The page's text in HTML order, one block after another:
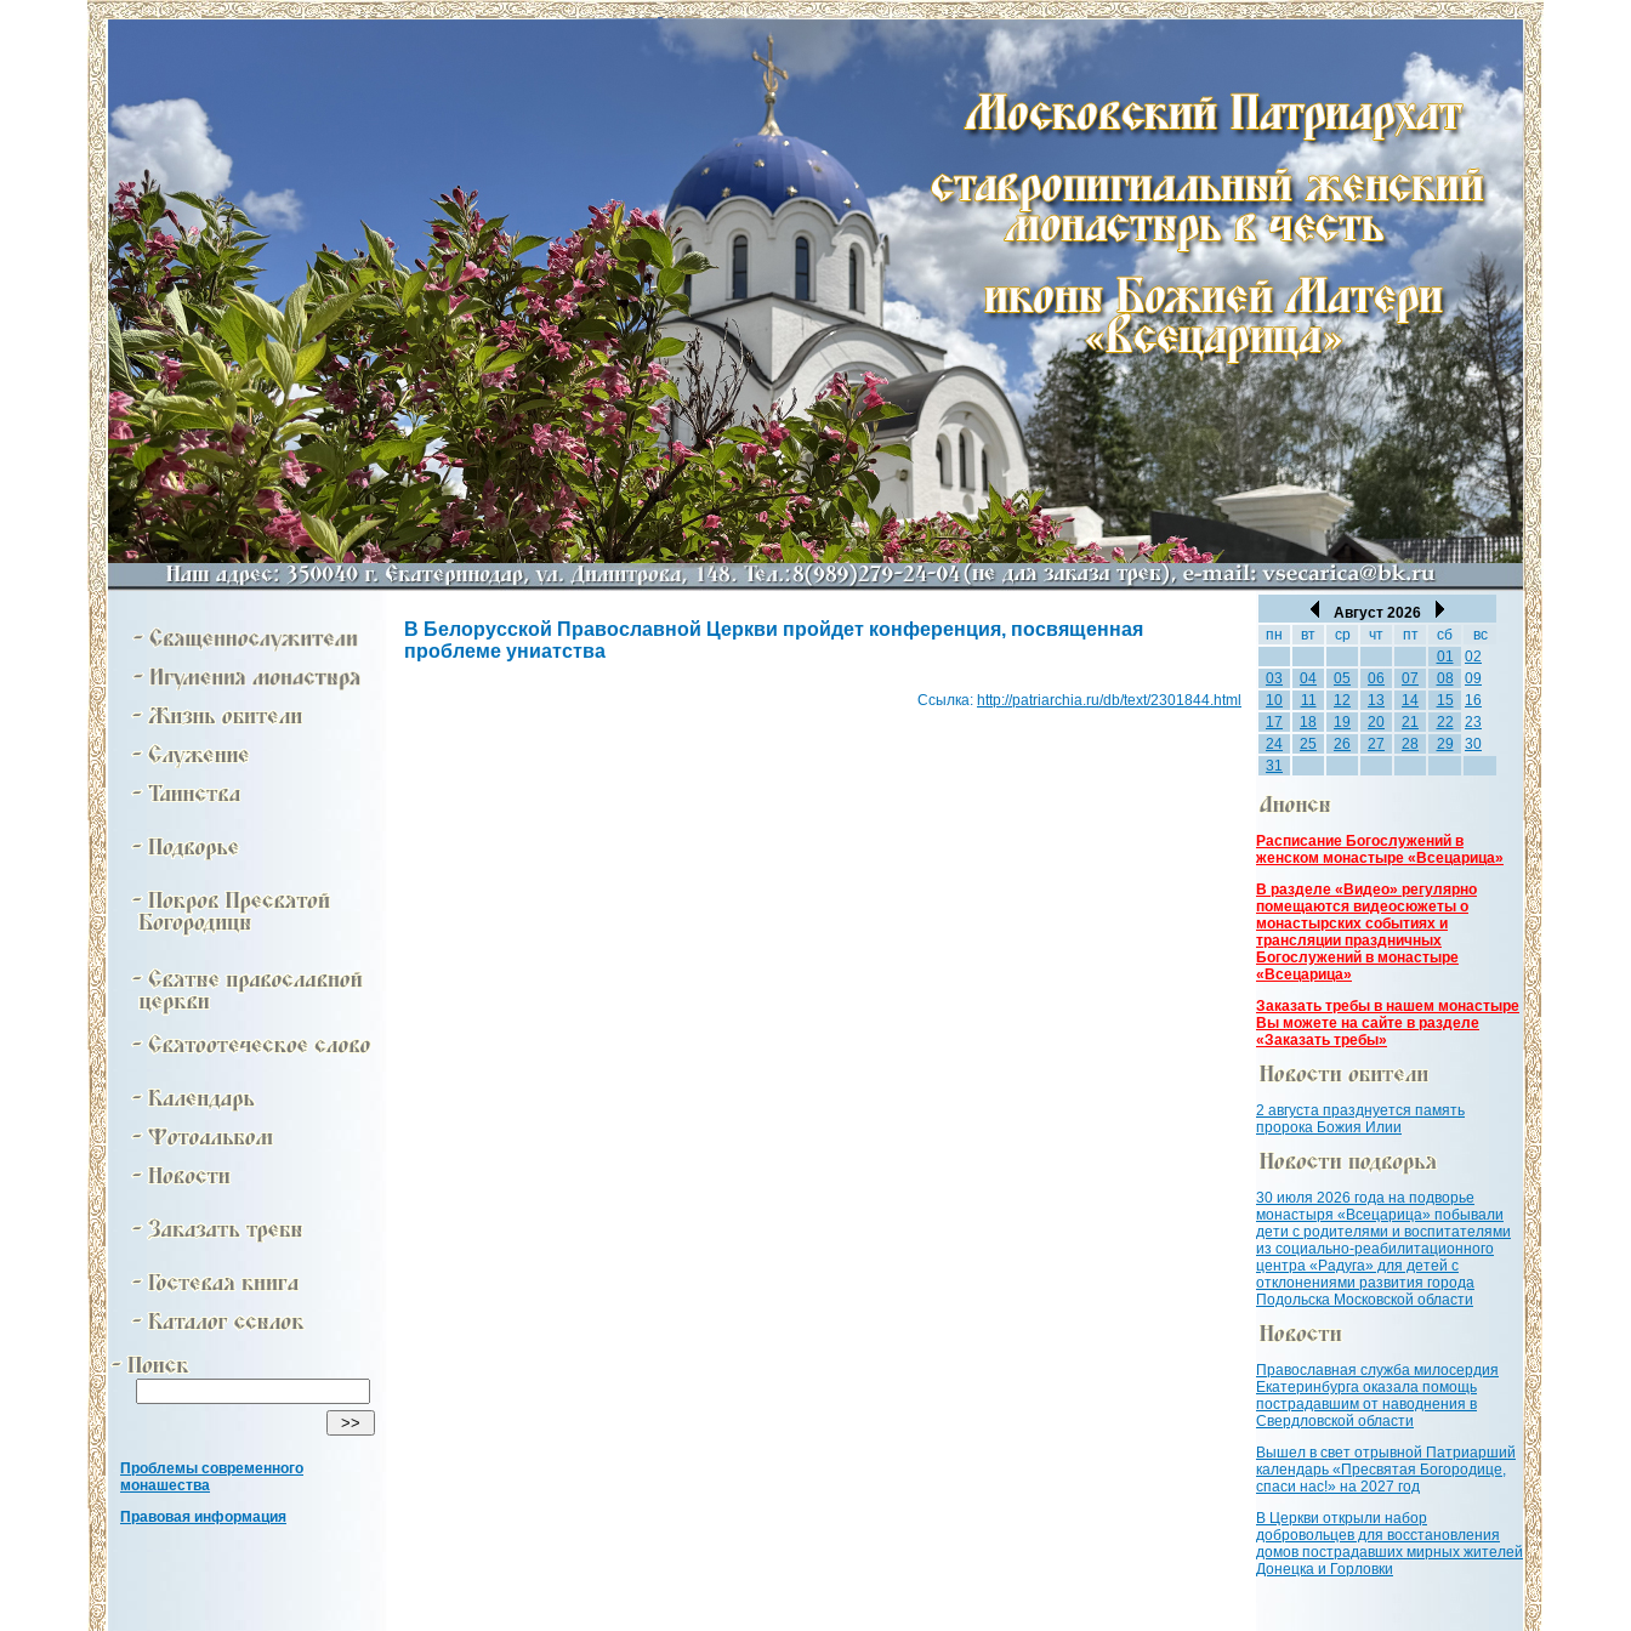
Проблемы современного
монашества
Правовая информация
В Белорусской Православной Церкви пройдет конференция, посвященная
проблеме униатства
Ссылка: http://patriarchia.ru/db/text/2301844.html
Август 2026
пн
вт ср чт пт сб
вс
01
02
03
04 05 06 07 08
09
10
11 12 13 14 15
16
17
18 19 20 21 22
23
24
25 26 27 28 29
30
31
Расписание Богослужений в
женском монастыре «Всецарица»
В разделе «Видео» регулярно
помещаются видеосюжеты о
монастырских событиях и
трансляции праздничных
Богослужений в монастыре
«Всецарица»
Заказать требы в нашем монастыре
Вы можете на сайте в разделе
«Заказать требы»
2 августа празднуется память
пророка Божия Илии
30 июля 2026 года на подворье
монастыря «Всецарица» побывали
дети с родителями и воспитателями
из социально-реабилитационного
центра «Радуга» для детей с
отклонениями развития города
Подольска Московской области
Православная служба милосердия
Екатеринбурга оказала помощь
пострадавшим от наводнения в
Свердловской области
Вышел в свет отрывной Патриарший
календарь «Пресвятая Богородице,
спаси нас!» на 2027 год
В Церкви открыли набор
добровольцев для восстановления
домов пострадавших мирных жителей
Донецка и Горловки